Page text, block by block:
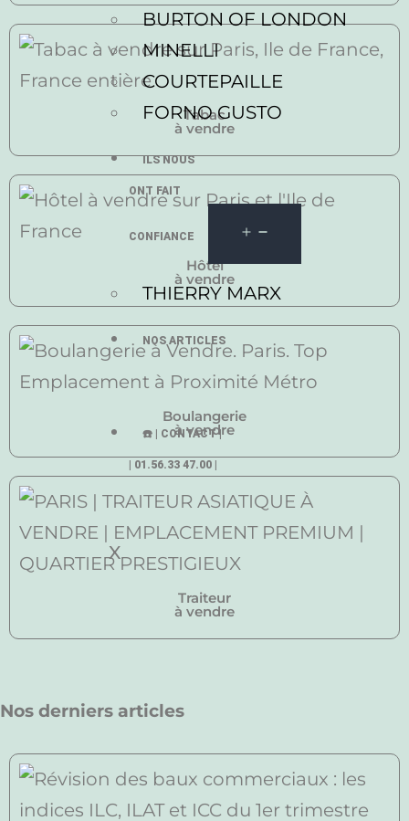
BURTON OF LONDON
MINELLI
COURTEPAILLE
FORNO GUSTO
ILS NOUS
ONT FAIT
CONFIANCE
THIERRY MARX
NOS ARTICLES
☎️ | CONTACT |
| 01.56.33 47.00 |
X
Tabac
à vendre
Hôtel
à vendre
Boulangerie
à vendre
Traiteur
à vendre
Nos derniers articles